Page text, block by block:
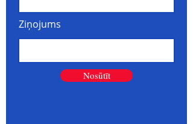
Ziņojums
Nosūtīt